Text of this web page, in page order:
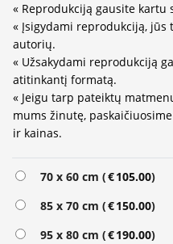
« Reprodukciją gausite
« Įsigydami reprodukciją,
autorių.
« Užsakydami reprodukciją
atitinkantį formatą.
« Jeigu tarp pateiktų
mums žinutę,
ir kainas.
70 x 60 cm (€105.00)
85 x 70 cm (€150.00)
95 x 80 cm (€190.00)
Alternative: